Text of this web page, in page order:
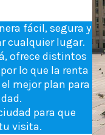
fácil, segura y
cualquier lugar.
ofrece distintos
lo que la renta
mejor plan para
para que
visita.